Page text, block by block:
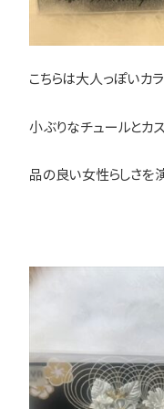
こちらは大人っぽいカ
小ぶりなチュールとカ
品の良い女性らしさを